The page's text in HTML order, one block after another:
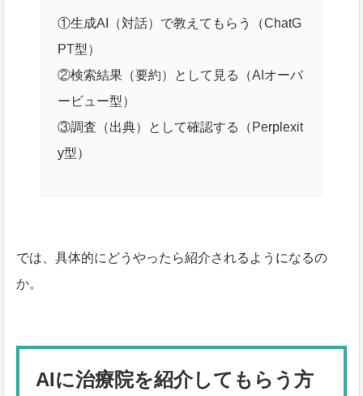
①生成AI（対話）で教えてもらう（ChatG
PT型）
②検索結果（要約）として見る（AIオーバ
ービュー型）
③調査（出典）として確認する（Perplexit
y型）
では、具体的にどうやったら紹介されるようになるの
か。
AIに治療院を紹介してもらう方